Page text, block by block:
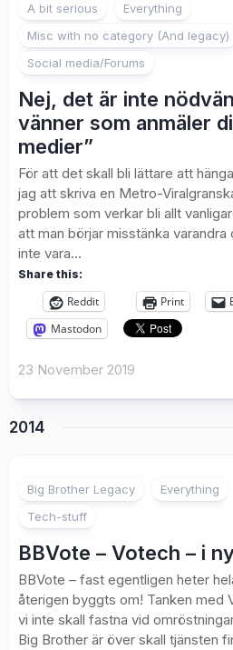
A bit serious
Everything
Misc with no category (And legacy)
Social media/Forums
Nej, det är inte
vänner som anmäler
medier”
För att det skall bli lättare att
jag att skriva en Metro-
problem som verkar bli allt
att man börjar misstänka
inte vara...
Share this:
Reddit Print
Mastodon
23 November 2019
2014
Big Brother Legacy Everything
Tech-stuff
BBVote – Votech – i
BBVote – fast egentligen heter
återigen byggts om! Tanken med
vi inte skall fastna vid
Big Brother är över skall tjänsten